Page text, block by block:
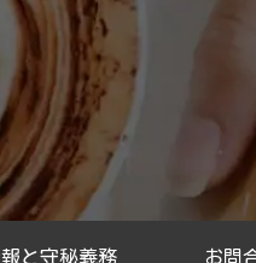
と守秘義務 お問